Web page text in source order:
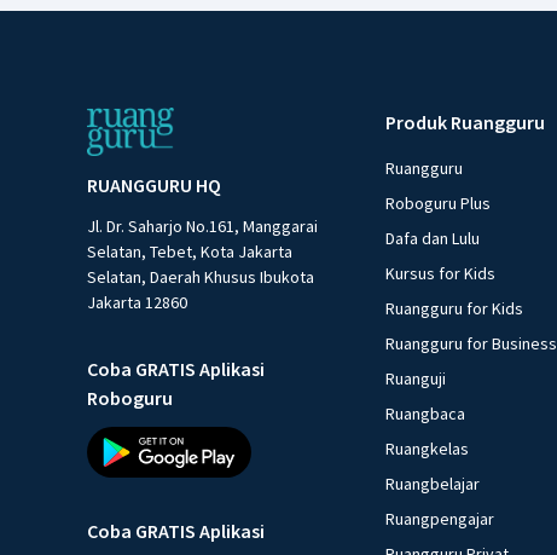
RUANGGURU HQ
Jl. Dr. Saharjo No.161, Manggarai
Selatan, Tebet, Kota Jakarta
Selatan, Daerah Khusus Ibukota
Jakarta 12860
Coba GRATIS Aplikasi
Roboguru
Coba GRATIS Aplikasi
Produk Ruangguru
Ruangguru
Roboguru Plus
Dafa dan Lulu
Kursus for Kids
Ruangguru for Kids
Ruangguru for Business
Ruanguji
Ruangbaca
Ruangkelas
Ruangbelajar
Ruangpengajar